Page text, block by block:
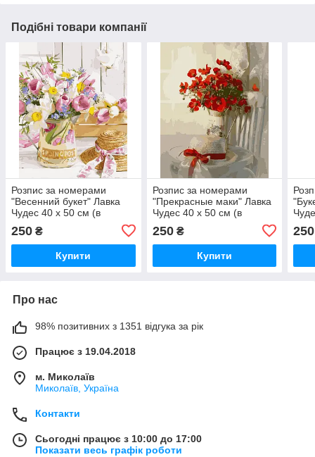
Подібні товари компанії
Розпис за номерами
"Весенний букет" Лавка
Чудес 40 x 50 см (в
250 ₴
Купити
Розпис за номерами
"Прекрасные маки" Лавка
Чудес 40 x 50 см (в
250₴
Купити
250
Про нас
98% позитивних з 1351 відгука за рік
Працює з 19.04.2018
м. Миколаїв
Миколаїв, Україна
Контакти
Сьогодні працює з 10:00 до 17:00
Показати весь графік роботи